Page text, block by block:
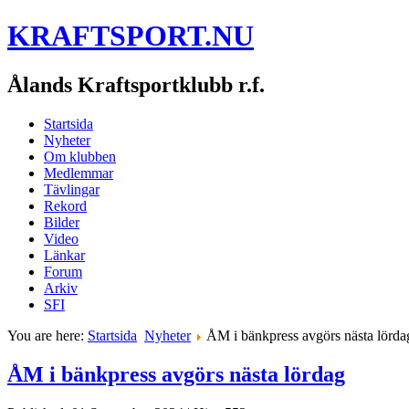
KRAFTSPORT.NU
Ålands Kraftsportklubb r.f.
Startsida
Nyheter
Om klubben
Medlemmar
Tävlingar
Rekord
Bilder
Video
Länkar
Forum
Arkiv
SFI
You are here: Startsida Nyheter ÅM i bänkpress avgörs nästa
ÅM i bänkpress avgörs nästa lördag